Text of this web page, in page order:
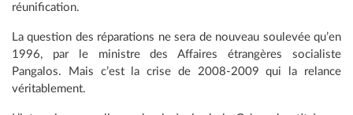
réunification.
La question des réparations ne sera de nouveau soulevée qu’en
1996, par le ministre des Affaires étrangères socialiste
Pangalos. Mais c’est la crise de 2008-2009 qui la relance
véritablement.